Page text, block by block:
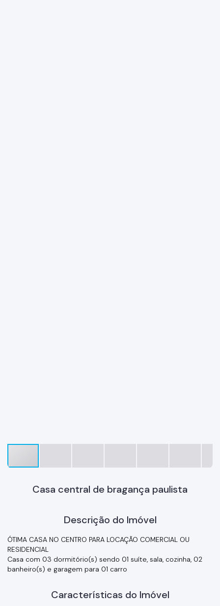
Casa central de bragança paulista
Descrição do Imóvel
ÓTIMA CASA NO CENTRO PARA LOCAÇÃO COMERCIAL OU
RESIDENCIAL
Casa com 03 dormitório(s) sendo 01 suíte, sala, cozinha, 02
banheiro(s) e garagem para 01 carro
Características do Imóvel